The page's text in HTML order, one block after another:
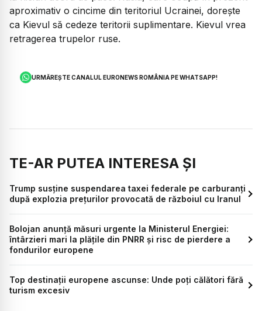
aproximativ o cincime din teritoriul Ucrainei, dorește
ca Kievul să cedeze teritorii suplimentare. Kievul vrea
retragerea trupelor ruse.
URMĂREȘTE CANALUL EURONEWS ROMÂNIA PE WHATSAPP!
TE-AR PUTEA INTERESA ȘI
Trump susține suspendarea taxei federale pe carburanți
după explozia prețurilor provocată de războiul cu Iranul
Bolojan anunță măsuri urgente la Ministerul Energiei:
întârzieri mari la plățile din PNRR și risc de pierdere a
fondurilor europene
Top destinații europene ascunse: Unde poți călători fără
turism excesiv